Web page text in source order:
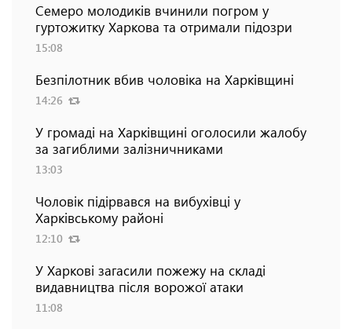
Семеро молодиків вчинили погром у
гуртожитку Харкова та отримали підозри
15:08
Безпілотник вбив чоловіка на Харківщині
14:26
У громаді на Харківщині оголосили жалобу
за загиблими залізничниками
13:03
Чоловік підірвався на вибухівці у
Харківському районі
12:10
У Харкові загасили пожежу на складі
видавництва після ворожої атаки
11:08